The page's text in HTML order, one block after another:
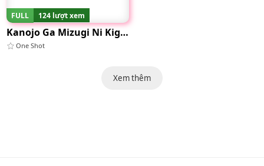
FULL 124 lượt xem
Kanojo Ga Mizugi Ni Kigaetara
One Shot
Xem thêm